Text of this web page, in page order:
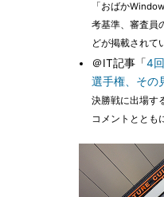
「おばか
考基準、審査員
どが掲載されて
＠IT記事「4
選手権、その
決勝戦に出場す
コメントととも